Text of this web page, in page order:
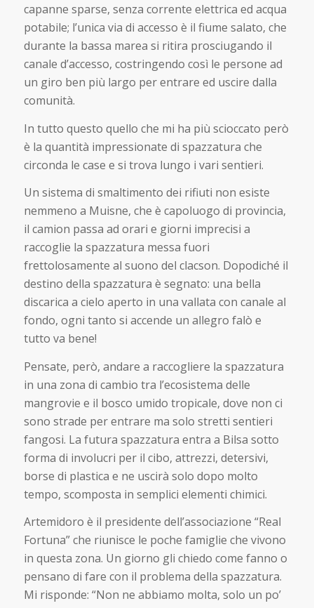
capanne sparse, senza corrente elettrica ed acqua
potabile; l’unica via di accesso è il fiume salato, che
durante la bassa marea si ritira prosciugando il
canale d’accesso, costringendo così le persone ad
un giro ben più largo per entrare ed uscire dalla
comunità.
In tutto questo quello che mi ha più scioccato però
è la quantità impressionate di spazzatura che
circonda le case e si trova lungo i vari sentieri.
Un sistema di smaltimento dei rifiuti non esiste
nemmeno a Muisne, che è capoluogo di provincia,
il camion passa ad orari e giorni imprecisi a
raccoglie la spazzatura messa fuori
frettolosamente al suono del clacson. Dopodiché il
destino della spazzatura è segnato: una bella
discarica a cielo aperto in una vallata con canale al
fondo, ogni tanto si accende un allegro falò e
tutto va bene!
Pensate, però, andare a raccogliere la spazzatura
in una zona di cambio tra l’ecosistema delle
mangrovie e il bosco umido tropicale, dove non ci
sono strade per entrare ma solo stretti sentieri
fangosi. La futura spazzatura entra a Bilsa sotto
forma di involucri per il cibo, attrezzi, detersivi,
borse di plastica e ne uscirà solo dopo molto
tempo, scomposta in semplici elementi chimici.
Artemidoro è il presidente dell’associazione “Real
Fortuna” che riunisce le poche famiglie che vivono
in questa zona. Un giorno gli chiedo come fanno o
pensano di fare con il problema della spazzatura.
Mi risponde: “Non ne abbiamo molta, solo un po’